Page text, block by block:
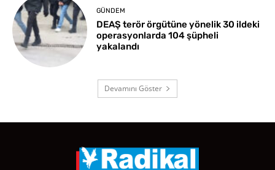
GÜNDEM
DEAŞ terör örgütüne yönelik 30 ildeki
operasyonlarda 104 şüpheli
yakalandı
Devamını Göster